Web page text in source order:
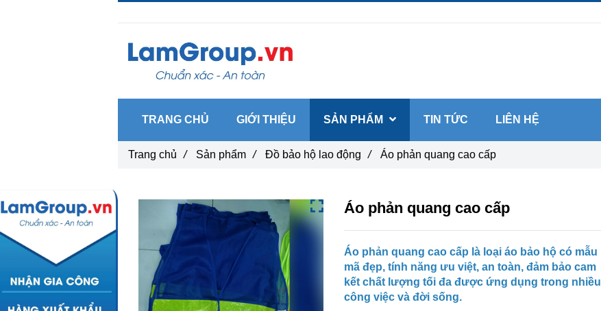
Áo phản quang cao cấp
Áo phản quang cao cấp là loại áo bảo hộ có mẫu
mã đẹp, tính năng ưu việt, an toàn, đảm bảo cam
kết chất lượng tối đa được ứng dụng trong nhiều
công việc và đời sống.
Trang chủ / Sản phẩm / Đồ bảo hộ lao động / Áo phản quang cao cấp
TRANG CHỦ GIỚI THIỆU SẢN PHẨM TIN TỨC LIÊN HỆ